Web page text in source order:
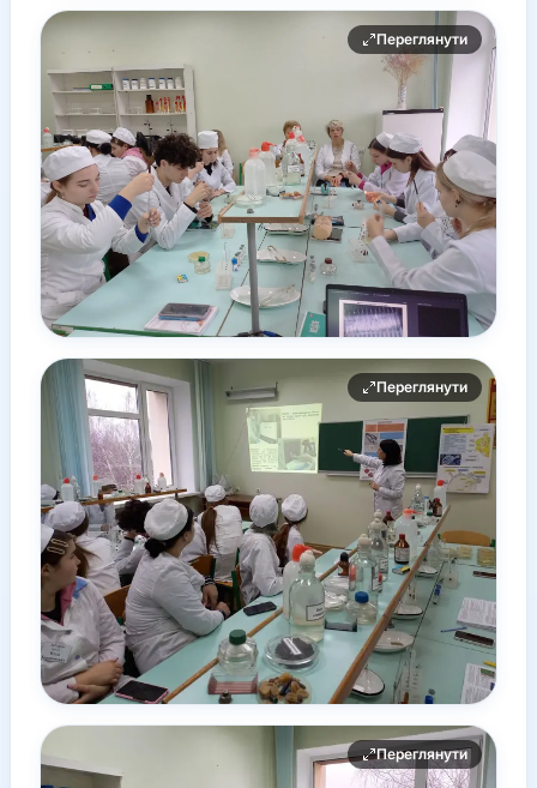
Переглянути
Переглянути
Переглянути